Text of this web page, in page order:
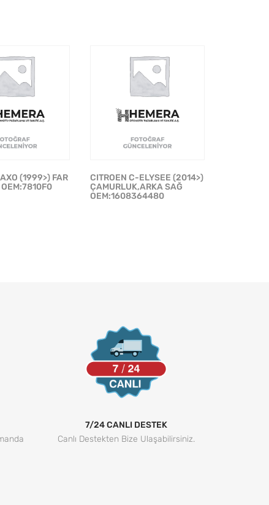
(1999>) FAR
CITROEN C-ELYSEE (2014>)
ÇAMURLUK,ARKA SAĞ
OEM:1608364480
7/24 CANLI DESTEK
Canlı Destekten Bize Ulaşabilirsiniz.